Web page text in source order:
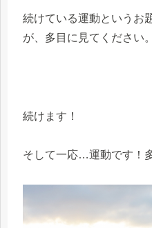
続けている運動というお
が、多目に見てください。
続けます！
そして一応…運動です！